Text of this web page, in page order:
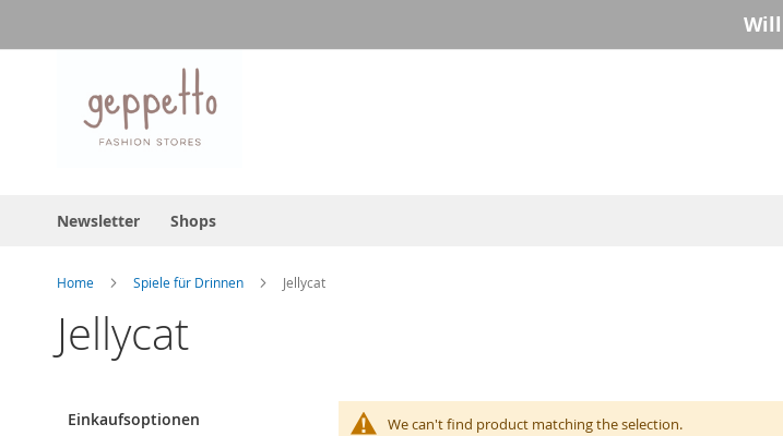
Newsletter Shops
Home Spiele für Drinnen Jellycat
Jellycat
We can't find product matching the selection.
Einkaufsoptionen